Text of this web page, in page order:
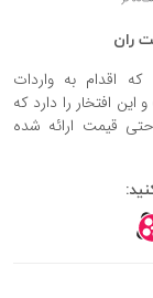
ران
اقدام به واردات
افتخار را دارد که
قیمت ارائه شده